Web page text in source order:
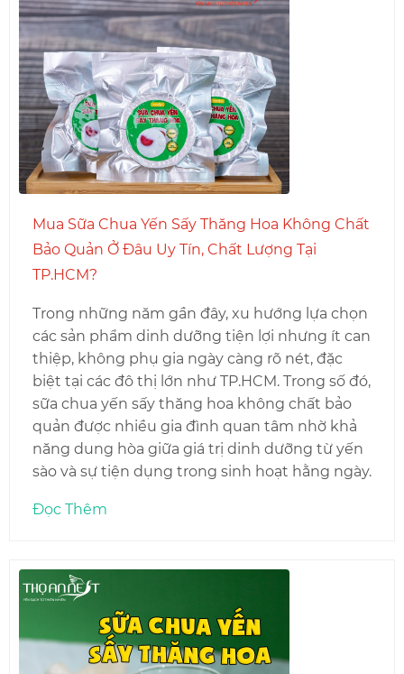
Mua Sữa Chua Yến Sấy Thăng Hoa Không Chất
Bảo Quản Ở Đâu Uy Tín, Chất Lượng Tại
TP.HCM?
Trong những năm gần đây, xu hướng lựa chọn
các sản phẩm dinh dưỡng tiện lợi nhưng ít can
thiệp, không phụ gia ngày càng rõ nét, đặc
biệt tại các đô thị lớn như TP.HCM. Trong số đó,
sữa chua yến sấy thăng hoa không chất bảo
quản được nhiều gia đình quan tâm nhờ khả
năng dung hòa giữa giá trị dinh dưỡng từ yến
sào và sự tiện dụng trong sinh hoạt hằng ngày.
Đọc Thêm